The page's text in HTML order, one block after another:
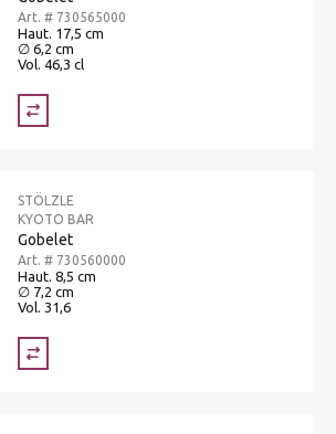
Art. # 730565000
Haut. 17,5 cm
∅ 6,2 cm
Vol. 46,3 cl
STÖLZLE
KYOTO BAR
Gobelet
Art. # 730560000
Haut. 8,5 cm
∅ 7,2 cm
Vol. 31,6